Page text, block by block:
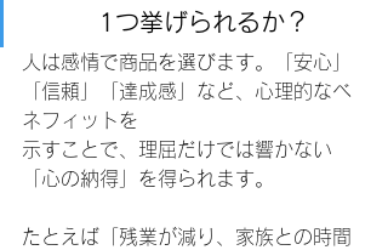
1つ挙げられるか？
人は感情で商品を選びます。「安心」
「信頼」「達成感」など、心理的なベ
ネフィットを
示すことで、理屈だけでは響かない
「心の納得」を得られます。
たとえば「残業が減り、家族との時間